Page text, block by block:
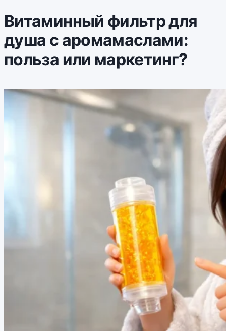
Витаминный фильтр для
душа с аромамаслами:
польза или маркетинг?